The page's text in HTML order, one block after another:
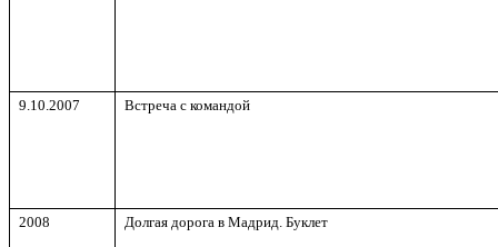
9.10.2007 Встреча с командой
2008 Долгая дорога в Мадрид. Буклет